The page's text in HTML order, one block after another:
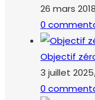
26 mars 2018
0
Objectif
3 juillet 2025
0